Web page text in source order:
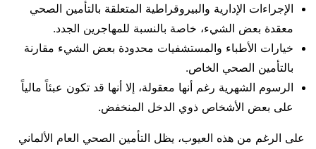
الإجراءات الإدارية والبيروقراطية المتعلقة بالتأمين الصحي
معقدة بعض الشيء، خاصة بالنسبة للمهاجرين الجدد.
خيارات الأطباء والمستشفيات محدودة بعض الشيء مقارنة
بالتأمين الصحي الخاص.
الرسوم الشهرية رغم أنها معقولة، إلا أنها قد تكون عبئاً مالياً
على بعض الأشخاص ذوي الدخل المنخفض.
على الرغم من هذه العيوب، يظل التأمين الصحي العام الألماني